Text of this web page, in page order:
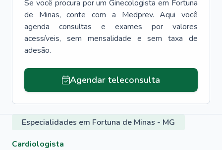
Se você procura por um Ginecologista em Fortuna
de Minas, conte com a Medprev. Aqui você
agenda consultas e exames por valores
acessíveis, sem mensalidade e sem taxa de
adesão.
Agendar teleconsulta
Especialidades em Fortuna de Minas - MG
Cardiologista